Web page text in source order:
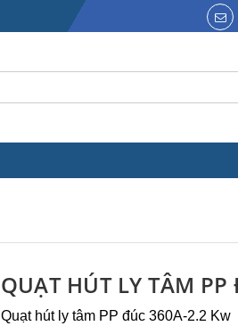
QUẠT HÚT LY TÂM
Quạt hút ly tâm PP đúc 360A-2.2 Kw